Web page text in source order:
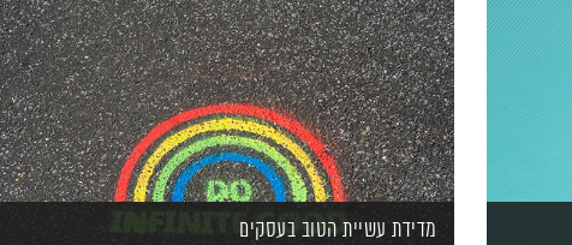
מדידת עשיית הטוב בעסקים